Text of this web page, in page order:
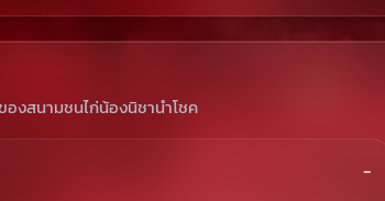
งสนามชนไก่น้องนิชานำโชค
−